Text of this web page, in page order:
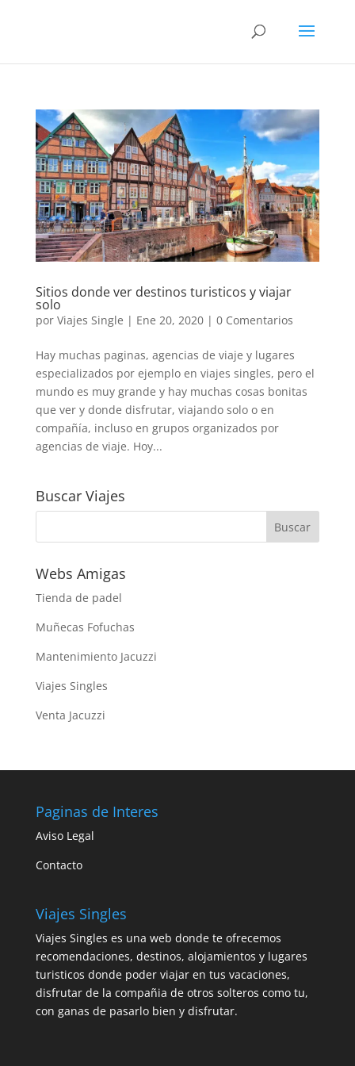
Sitios donde ver destinos turisticos y viajar
solo
por Viajes Single | Ene 20, 2020| 0 Comentarios
Hay muchas paginas, agencias de viaje y lugares
especializados por ejemplo en viajes singles, pero el
mundo es muy grande y hay muchas cosas bonitas
que ver y donde disfrutar, viajando solo o en
compañía, incluso en grupos organizados por
agencias de viaje. Hoy...
Buscar Viajes
Webs Amigas
Tienda de padel
Muñecas Fofuchas
Mantenimiento Jacuzzi
Viajes Singles
Venta Jacuzzi
Paginas de Interes
Aviso Legal
Contacto
Viajes Singles
Viajes Singles es una web donde te ofrecemos
recomendaciones, destinos, alojamientos y lugares
turisticos donde poder viajar en tus vacaciones,
disfrutar de la compañia de otros solteros como tu,
con ganas de pasarlo bien y disfrutar.